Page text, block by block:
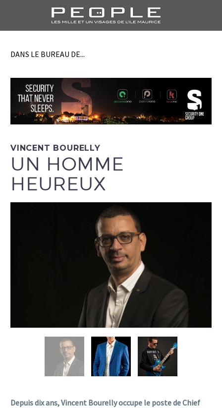
DANS LE BUREAU DE...
VINCENT BOURELLY
UN HOMME
HEUREUX
Depuis dix ans, Vincent Bourelly occupe le poste de Chief